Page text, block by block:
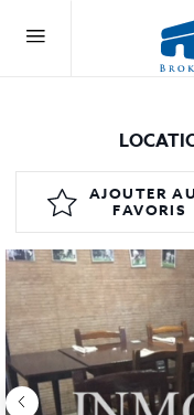
AJOUTER
FAVORIS